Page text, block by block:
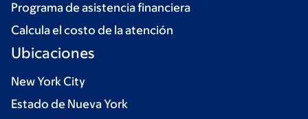
Programa de asistencia financiera
Calcula el costo de la atención
Ubicaciones
New York City
Estado de Nueva York